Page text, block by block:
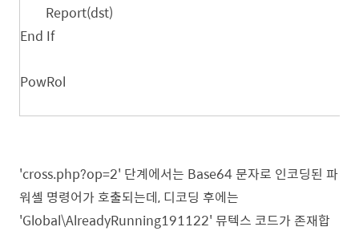
Report(dst)
End If
PowRol
'cross.php?op=2' 단계에서는 Base64 문자로 인코딩된 파
워셸 명령어가 호출되는데, 디코딩 후에는
'Global\AlreadyRunning191122' 뮤텍스 코드가 존재합